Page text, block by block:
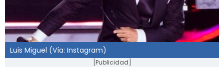
Luis Miguel (Vía: Instagram)
[Publicidad]